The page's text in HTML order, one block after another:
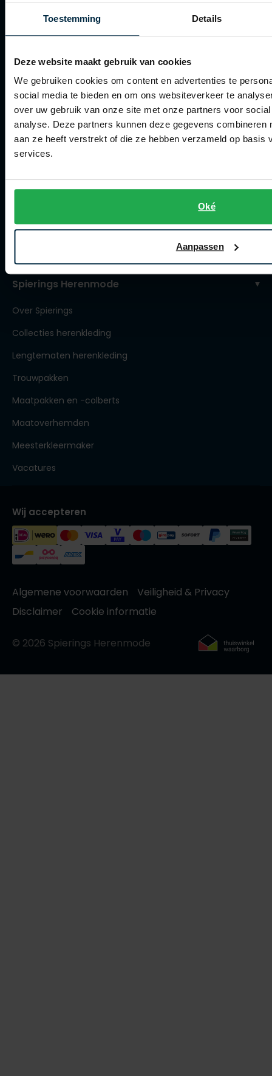
Toestemming Details
Deze website maakt gebruik van cookies
We gebruiken cookies om content en advertenties te
social media te bieden en om ons websiteverkeer te
over uw gebruik van onze site met onze partners voor
analyse. Deze partners kunnen deze gegevens combineren
aan ze heeft verstrekt of die ze hebben verzameld op basis
services.
Oké
Aanpassen
Verzenden
Retourneren
Klachtenafhandeling
Actievoorwaarden
Artikelonderhoud
Winkel
Winkel
Contact winkel
Spierings Herenmode
Over Spierings
Collecties herenkleding
Lengtematen herenkleding
Trouwpakken
Maatpakken en -colberts
Maatoverhemden
Meesterkleermaker
Vacatures
Wij accepteren
Algemene voorwaarden
Veiligheid & Privacy
Disclaimer
Cookie informatie
© 2026 Spierings Herenmode